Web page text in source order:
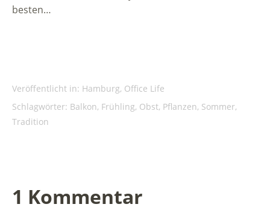
besten…
Veröffentlicht in: Hamburg, Office Life
Schlagwörter: Balkon, Frühling, Obst, Pflanzen, Sommer,
Tradition
1 Kommentar